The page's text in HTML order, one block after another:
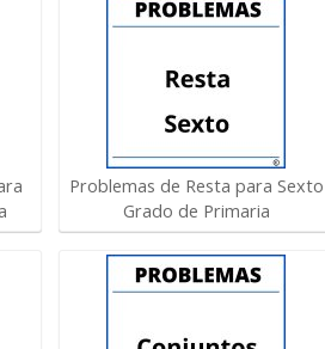
Problemas de Resta para Sexto
Grado de Primaria